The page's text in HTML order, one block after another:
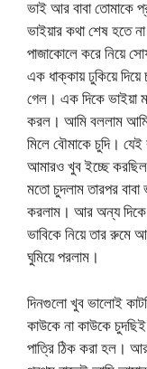
ভাই আর বাবা তোমাকে
ভাইয়ার কথা শেষ হতে
পাজাকোলে করে নিয়ে
এক ধাক্কায় ঢুকিয়ে
গেল। এক দিকে ভাইয়া
করল। আমি বললাম
মিলে বৌমাকে চুদি।
আমারও খুব ইচ্ছে
মতো চুদলাম তারপর
করলাম। আর অন্য দিকে
ভাবিকে নিয়ে তার রুমে
ঘুমিয়ে পরলাম।
দিনগুলো খুব ভালোই
কাউকে না কাউকে
পাত্রি ঠিক করা হল।